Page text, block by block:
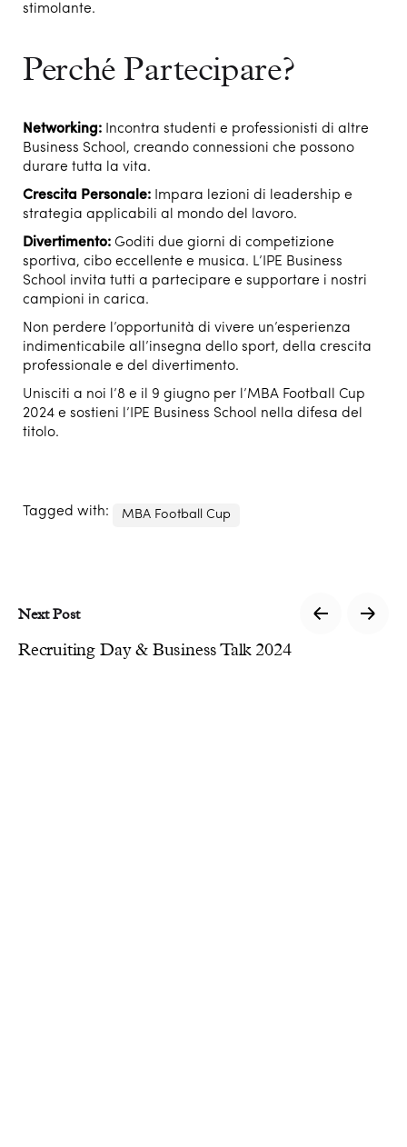
stimolante.
Perché Partecipare?
Networking: Incontra studenti e professionisti di altre
Business School, creando connessioni che possono
durare tutta la vita.
Crescita Personale: Impara lezioni di leadership e
strategia applicabili al mondo del lavoro.
Divertimento: Goditi due giorni di competizione
sportiva, cibo eccellente e musica. L’IPE Business
School invita tutti a partecipare e supportare i nostri
campioni in carica.
Non perdere l’opportunità di vivere un’esperienza
indimenticabile all’insegna dello sport, della crescita
professionale e del divertimento.
Unisciti a noi l’8 e il 9 giugno per l’MBA Football Cup
2024 e sostieni l’IPE Business School nella difesa del
titolo.
Tagged with: MBA Football Cup
Next Post
Recruiting Day & Business Talk 2024